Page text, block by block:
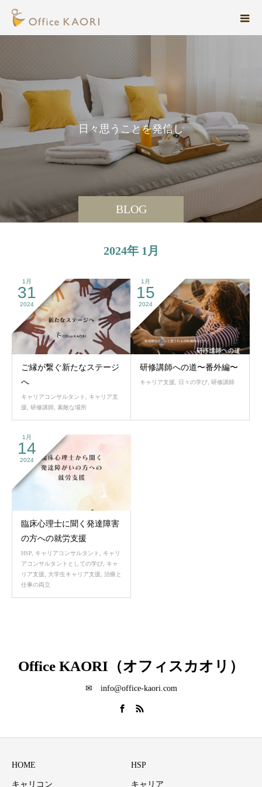
BLOG
日々 思 う こ と を発信してい
2024年 1月
1月
31
2024
ご縁が繋ぐ新たなステージ
へ
キャリアコンサルタント, キャリア支
援, 研修講師, 素敵な場所
1月
15
2024
研修講師への道〜番外編〜
キャリア支援, 日々の学び, 研修講師
1月
14
2024
臨床心理士に聞く発達障害
の方への就労支援
HSP キャリアコンサルタント
キャリ
アコンサルタントとしての学び
キャ
リア支援
大学生キャリア支援
治療と
仕事の両立
Office KAORI（オフィスカオリ）
✉ info@office-kaori.com
HOME HSP
キャリコン キャリア